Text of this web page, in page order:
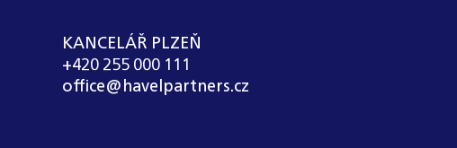
KANCELÁŘ PLZEŇ
+420 255 000 111
office@havelpartners.cz